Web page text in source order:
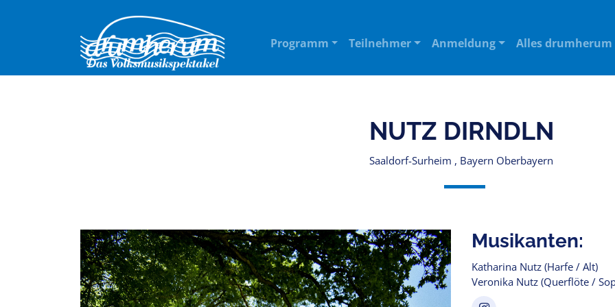
Programm Teilnehmer Anmeldung Alles drumherum
NUTZ DIRNDLN
Saaldorf-Surheim , Bayern Oberbayern
Musikanten:
Katharina Nutz (Harfe / Alt)
Veronika Nutz (Querflöte /